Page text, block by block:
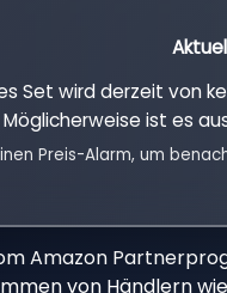
Set wird derzeit von
Möglicherweise ist es
Preis-Alarm, um
Amazon
von Händlern